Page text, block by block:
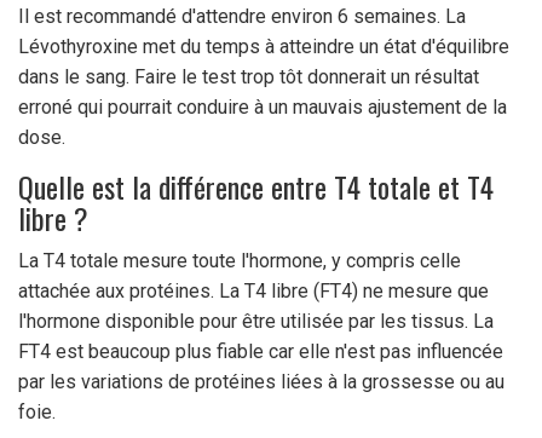
Il est recommandé d'attendre environ 6 semaines. La
Lévothyroxine met du temps à atteindre un état d'équilibre
dans le sang. Faire le test trop tôt donnerait un résultat
erroné qui pourrait conduire à un mauvais ajustement de la
dose.
Quelle est la différence entre T4 totale et T4
libre ?
La T4 totale mesure toute l'hormone, y compris celle
attachée aux protéines. La T4 libre (FT4) ne mesure que
l'hormone disponible pour être utilisée par les tissus. La
FT4 est beaucoup plus fiable car elle n'est pas influencée
par les variations de protéines liées à la grossesse ou au
foie.